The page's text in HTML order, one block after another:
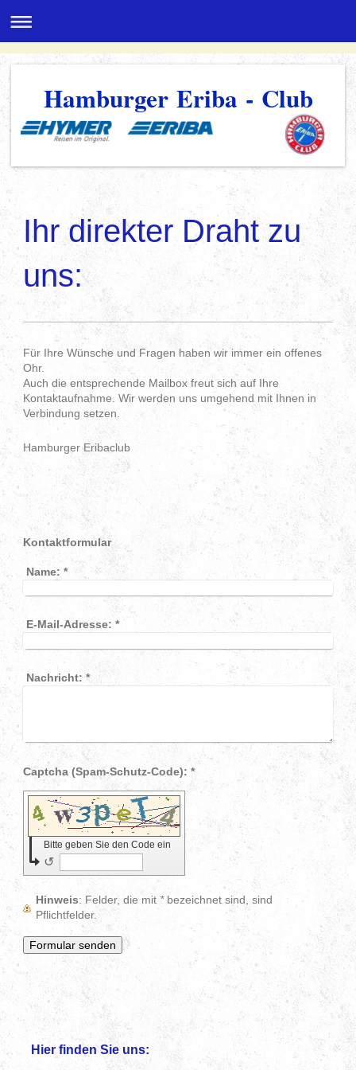
Hamburger Eriba - Club
Ihr direkter Draht zu
uns:
Für Ihre Wünsche und Fragen haben wir immer ein offenes
Ohr.
Auch die entsprechende Mailbox freut sich auf Ihre
Kontaktaufnahme. Wir werden uns umgehend mit Ihnen in
Verbindung setzen.
Hamburger Eribaclub
Kontaktformular
Name: *
E-Mail-Adresse: *
Nachricht: *
Captcha (Spam-Schutz-Code): *
Bitte geben Sie den Code ein
↺
Hinweis : Felder, die mit *bezeichnet sind, sind
Pflichtfelder.
Hier finden Sie uns: